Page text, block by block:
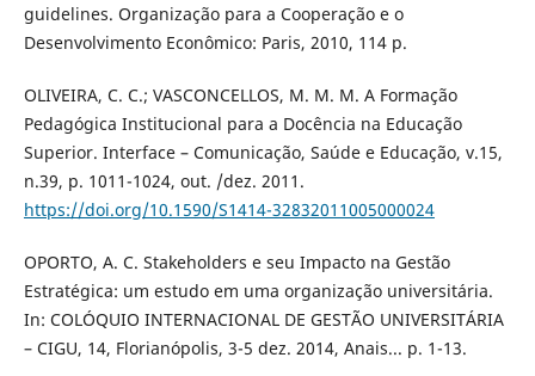
guidelines. Organização para a Cooperação e o
Desenvolvimento Econômico: Paris, 2010, 114 p.
OLIVEIRA, C. C.; VASCONCELLOS, M. M. M. A Formação
Pedagógica Institucional para a Docência na Educação
Superior. Interface – Comunicação, Saúde e Educação, v.15,
n.39, p. 1011-1024, out. /dez. 2011.
https://doi.org/10.1590/S1414-32832011005000024
OPORTO, A. C. Stakeholders e seu Impacto na Gestão
Estratégica: um estudo em uma organização universitária.
In: COLÓQUIO INTERNACIONAL DE GESTÃO UNIVERSITÁRIA
– CIGU, 14, Florianópolis, 3-5 dez. 2014, Anais... p. 1-13.